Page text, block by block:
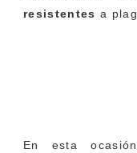
resistentes a
En esta